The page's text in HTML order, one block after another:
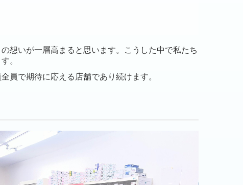
想いが一層高まると思います。こうした中で私たち
。
員で期待に応える店舗であり続けます。